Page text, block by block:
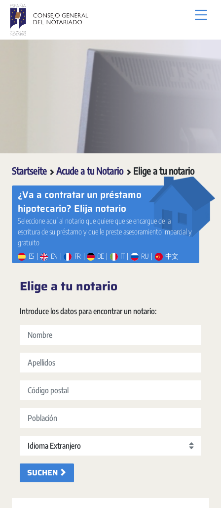
Zum Hauptinhalt springen
Startseite Acude a tu Notario Elige a tu notario
¿Va a contratar un préstamo
hipotecario? Elija notario
Seleccione aquí al notario que quiere que se encargue de la
escritura de su préstamo y que le preste asesoramiento imparcial y
gratuito
ES | EN | FR | DE | IT | RU | 中文
Elige a tu notario
Introduce los datos para encontrar un notario:
Apellidos
Código postal
Población
Idioma Extranjero
SUCHEN